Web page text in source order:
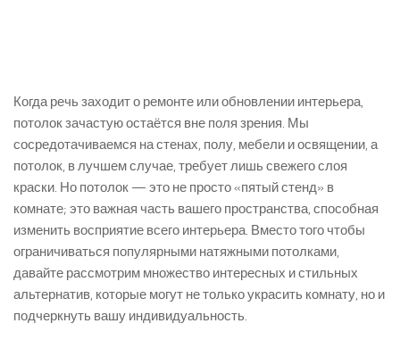
Когда речь заходит о ремонте или обновлении интерьера,
потолок зачастую остаётся вне поля зрения. Мы
сосредотачиваемся на стенах, полу, мебели и освящении, а
потолок, в лучшем случае, требует лишь свежего слоя
краски. Но потолок — это не просто «пятый стенд» в
комнате; это важная часть вашего пространства, способная
изменить восприятие всего интерьера. Вместо того чтобы
ограничиваться популярными натяжными потолками,
давайте рассмотрим множество интересных и стильных
альтернатив, которые могут не только украсить комнату, но и
подчеркнуть вашу индивидуальность.